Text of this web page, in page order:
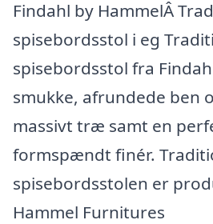
Findahl by HammelÂ
spisebordsstol i eg
spisebordsstol fra
smukke, afrundede ben
massivt træ samt en
formspændt finér.
spisebordsstolen er
Hammel Furnitures